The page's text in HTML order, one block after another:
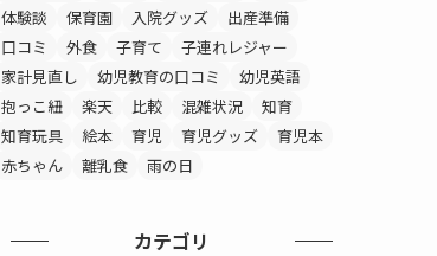
体験談
保育園 入院グッズ
出産準備
口コミ
外食 子育て
子連れレジャー
家計見直し
幼児教育の口コミ
幼児英語
抱っこ紐
楽天 比較 混雑状況
知育
知育玩具
絵本 育児 育児グッズ
育児本
赤ちゃん
離乳食 雨の日
カテゴリ